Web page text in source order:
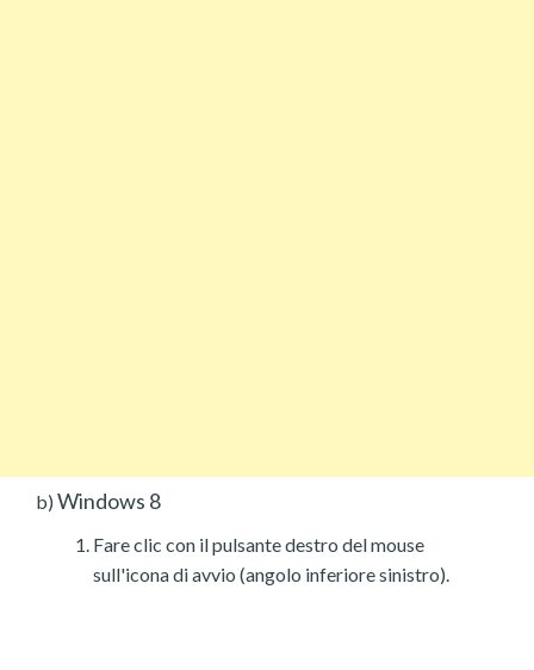
b) Windows 8
Fare clic con il pulsante destro del mouse
sull'icona di avvio (angolo inferiore sinistro).